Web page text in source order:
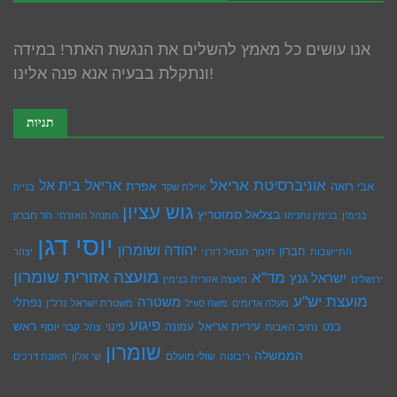
אנו עושים כל מאמץ להשלים את הנגשת האתר! במידה
ונתקלת בבעיה אנא פנה אלינו!
תגיות
אבי רואה אוניברסיטת אריאל איילת שקד אפרת אריאל בית אל בנייה
בנימין בנימין נתניהו בצלאל סמוטריץ גוש עציון המנהל האזרחי הר חברון
התיישבות חברון חינוך חננאל דורני יהודה ושומרון יוסי דגן יצהר
ירושלים ישראל גנץ מד"א מועצה אזורית בנימין מועצה אזורית שומרון
מועצת יש''ע מעלה אדומים משה סוויל משטרה משטרת ישראל נדל''ן נפתלי
בנט נתיב האבות עיריית אריאל עמונה פיגוע פינוי צהל קבר יוסף ראש
הממשלה ריבונות שולי מועלם שומרון שי אלון תאונת דרכים